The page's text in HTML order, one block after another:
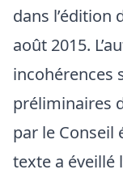
dans l’édition
août 2015.
incohérences
préliminaires
par le Conseil
texte a éveillé